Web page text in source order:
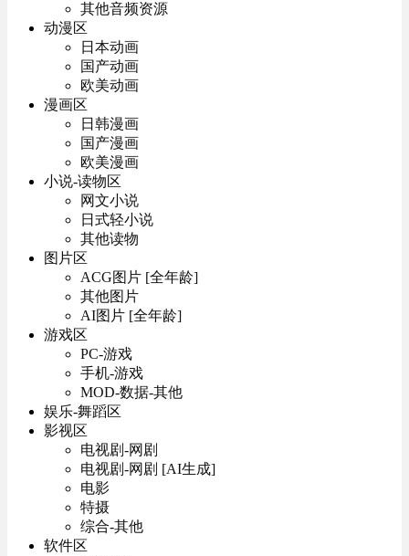
其他音频资源
动漫区
日本动画
国产动画
欧美动画
漫画区
日韩漫画
国产漫画
欧美漫画
小说-读物区
网文小说
日式轻小说
其他读物
图片区
ACG图片 [全年龄]
其他图片
AI图片 [全年龄]
游戏区
PC-游戏
手机-游戏
MOD-数据-其他
娱乐-舞蹈区
影视区
电视剧-网剧
电视剧-网剧 [AI生成]
电影
特摄
综合-其他
软件区